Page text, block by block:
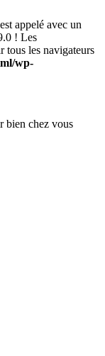
appelé avec un
! Les
tous les navigateurs
wp-
bien chez vous